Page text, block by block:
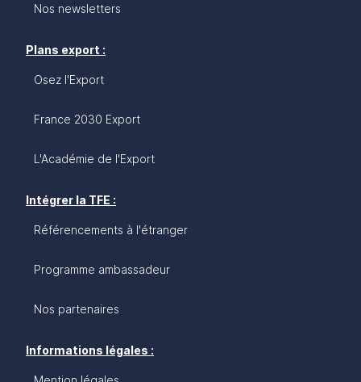
Nos newsletters
Plans export :
Osez l'Export
France 2030 Export
L'Académie de l'Export
Intégrer la TFE :
Référencements à l'étranger
Programme ambassadeur
Nos partenaires
Informations légales :